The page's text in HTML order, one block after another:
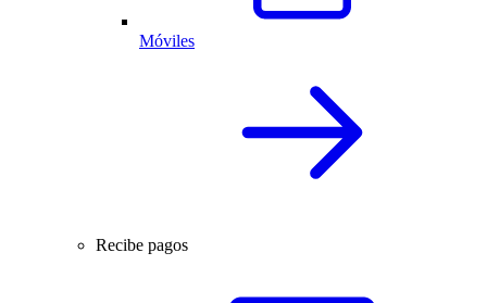
Móviles
Recibe pagos